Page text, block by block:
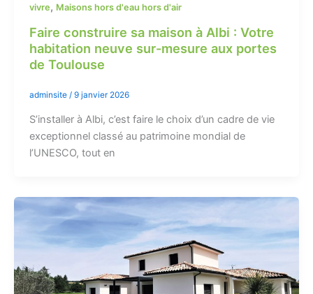
vivre, Maisons hors d'eau hors d'air
Faire construire sa maison à Albi : Votre
habitation neuve sur-mesure aux portes
de Toulouse
adminsite / 9 janvier 2026
S’installer à Albi, c’est faire le choix d’un cadre de vie
exceptionnel classé au patrimoine mondial de
l’UNESCO, tout en